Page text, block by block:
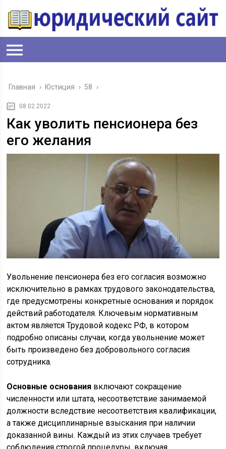
Главная › Юстиция › 58 ›
08.02.2022
Как уволить пенсионера без
его желания
Увольнение пенсионера без его согласия возможно
исключительно в рамках трудового законодательства,
где предусмотрены конкретные основания и порядок
действий работодателя. Ключевым нормативным
актом является Трудовой кодекс РФ, в котором
подробно описаны случаи, когда увольнение может
быть произведено без добровольного согласия
сотрудника.
Основные основания включают сокращение
численности или штата, несоответствие занимаемой
должности вследствие несоответствия квалификации,
а также дисциплинарные взыскания при наличии
доказанной вины. Каждый из этих случаев требует